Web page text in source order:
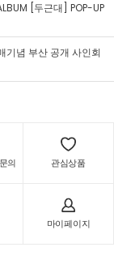
[두근대] POP-UP
기념 부산 공개 사인회
의 관심상품
마이페이지